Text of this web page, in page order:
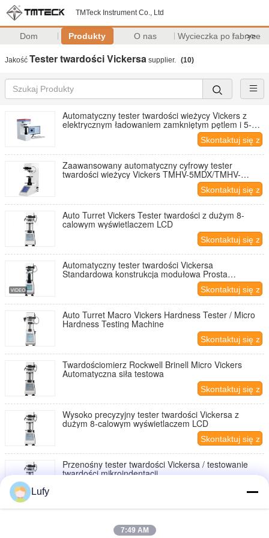
TMTeck Instrument Co., Ltd
Dom Produkty O nas Wycieczka po fabryce
>>
Jakość Tester twardości Vickersa supplier. (10)
Automatyczny tester twardości wieżycy Vickers z
elektrycznym ładowaniem zamkniętym pętlem i 5-
Skontaktuj się z
nami
Zaawansowany automatyczny cyfrowy tester
twardości wieżycy Vickers TMHV-5MDX/TMHV-
10MDX/TMHV-30MDX/TMHV-50MDX
Skontaktuj się z
nami
Auto Turret Vickers Tester twardości z dużym 8-
calowym wyświetlaczem LCD
Skontaktuj się z
nami
Automatyczny tester twardości Vickersa
Standardowa konstrukcja modułowa Prosta
Skontaktuj się z
nami
Auto Turret Macro Vickers Hardness Tester / Micro
Hardness Testing Machine
Skontaktuj się z
nami
Twardościomierz Rockwell Brinell Micro Vickers
Automatyczna siła testowa
Skontaktuj się z
nami
Wysoko precyzyjny tester twardości Vickersa z
dużym 8-calowym wyświetlaczem LCD
Skontaktuj się z
nami
Przenośny tester twardości Vickersa / testowanie
twardości mikroindentacji
Typ interfejsu Struktura
Lufy
7:49 AM